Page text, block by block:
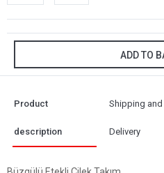
ADD TO
Product
description
Shipping and
Delivery